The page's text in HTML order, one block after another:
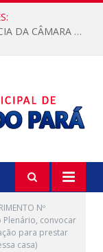
VEREADORA KEILA ASSUME A PRESIDÊNCIA DA CÂMARA MUNICIPAL.
Nº
Plenário, convocar
para prestar
casa)